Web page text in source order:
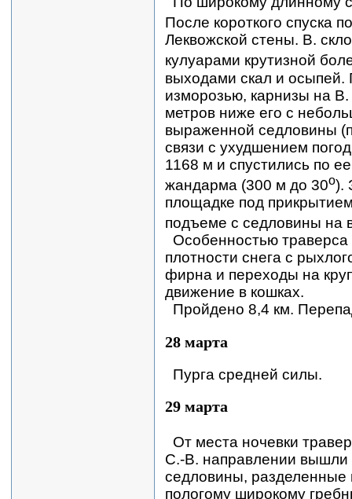
После короткого спуска
Леквожской стены. В.
кулуарами крутизной
выходами скал и осыпей.
изморозью, карнизы на
метров ниже его с
выраженной седловины
связи с ухудшением
1168 м и спустились по
жандарма (300 м до 30о).
площадке под
подъеме с седловины на
Особенностью траверса
плотности снега с
фирна и переходы на
движение в кошках.
Пройдено 8,4 км.
28 марта
Пурга средней силы.
29 марта
От места ночевки
С.-В. направлении
седловины,
пологому широкому